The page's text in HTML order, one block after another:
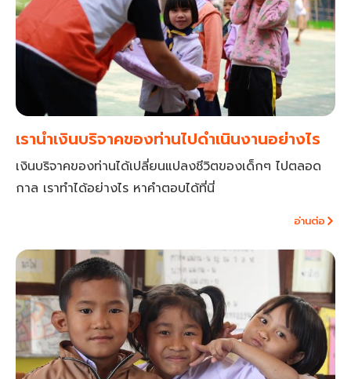
เรานำเงินบริจาคของท่านไปดำเนินงานอย่างไร
เงินบริจาคของท่านได้เปลี่ยนแปลงชีวิตของเด็กๆ ไปตลอด
กาล เราทำได้อย่างไร หาคำตอบได้ที่นี่
อ่านต่อ